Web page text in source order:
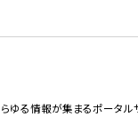
ゆる情報が集まるポータル